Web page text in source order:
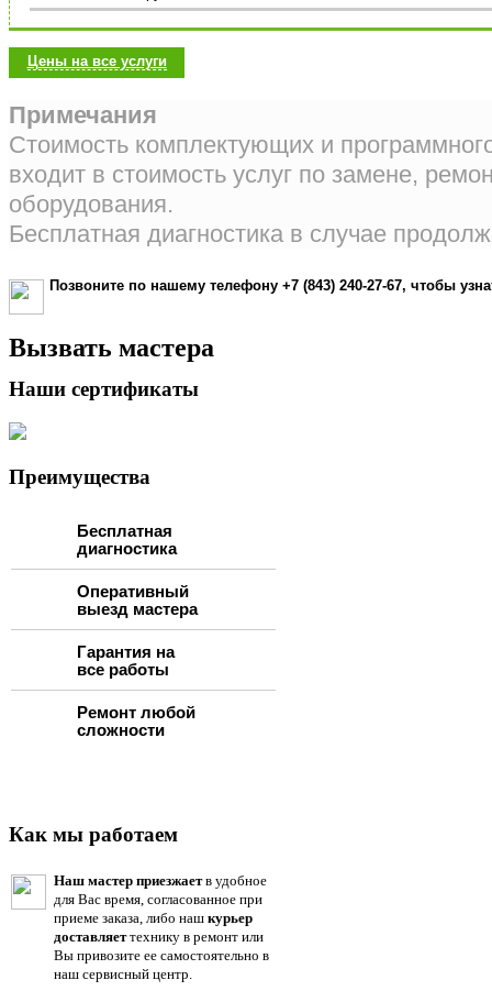
Цены на все услуги
Примечания
Стоимость комплектующих и
входит в стоимость услуг по замене,
оборудования.
Бесплатная диагностика в случае
Позвоните по нашему телефону +7 (843) 240-27-67, чтобы
Вызвать мастера
Наши сертификаты
Преимущества
Бесплатная
диагностика
Оперативный
выезд мастера
Гарантия на
все работы
Ремонт любой
сложности
Как мы работаем
Наш мастер приезжаетв удобное
для Вас время, согласованное при
приеме заказа, либо наш курьер
доставляеттехнику в ремонт или
Вы привозите ее самостоятельно в
наш сервисный центр.